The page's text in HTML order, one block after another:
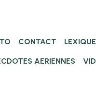
CONTACT
AERIENNES